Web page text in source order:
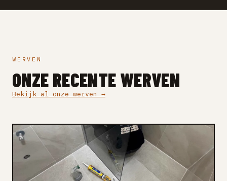
WERVEN
ONZE RECENTE WERVEN
Bekijk al onze werven →